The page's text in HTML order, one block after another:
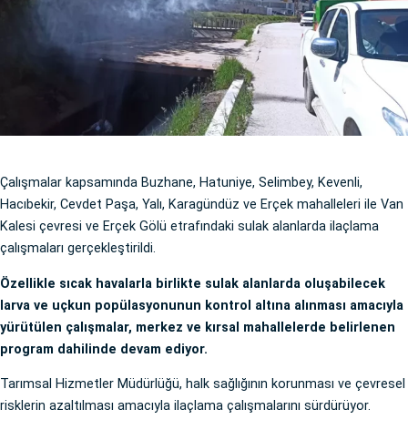
Çalışmalar kapsamında Buzhane, Hatuniye, Selimbey, Kevenli,
Hacıbekir, Cevdet Paşa, Yalı, Karagündüz ve Erçek mahalleleri ile Van
Kalesi çevresi ve Erçek Gölü etrafındaki sulak alanlarda ilaçlama
çalışmaları gerçekleştirildi.
Özellikle sıcak havalarla birlikte sulak alanlarda oluşabilecek
larva ve uçkun popülasyonunun kontrol altına alınması amacıyla
yürütülen çalışmalar, merkez ve kırsal mahallelerde belirlenen
program dahilinde devam ediyor.
Tarımsal Hizmetler Müdürlüğü, halk sağlığının korunması ve çevresel
risklerin azaltılması amacıyla ilaçlama çalışmalarını sürdürüyor.